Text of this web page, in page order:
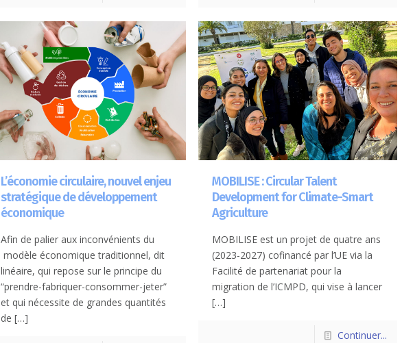
L’économie circulaire, nouvel enjeu
stratégique de développement
économique
Afin de palier aux inconvénients du
modèle économique traditionnel, dit
linéaire, qui repose sur le principe du
“prendre-fabriquer-consommer-jeter”
et qui nécessite de grandes quantités
de […]
MOBILISE : Circular Talent
Development for Climate-Smart
Agriculture
MOBILISE est un projet de quatre ans
(2023-2027) cofinancé par l’UE via la
Facilité de partenariat pour la
migration de l’ICMPD, qui vise à lancer
[…]
Continuer...